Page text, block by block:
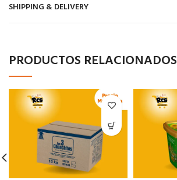
SHIPPING & DELIVERY
PRODUCTOS RELACIONADOS